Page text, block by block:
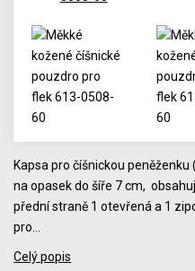
Kapsa pro číšnickou
na opasek do šíře 7 cm,
přední straně 1 otevřená a 1
pro…
Celý popis